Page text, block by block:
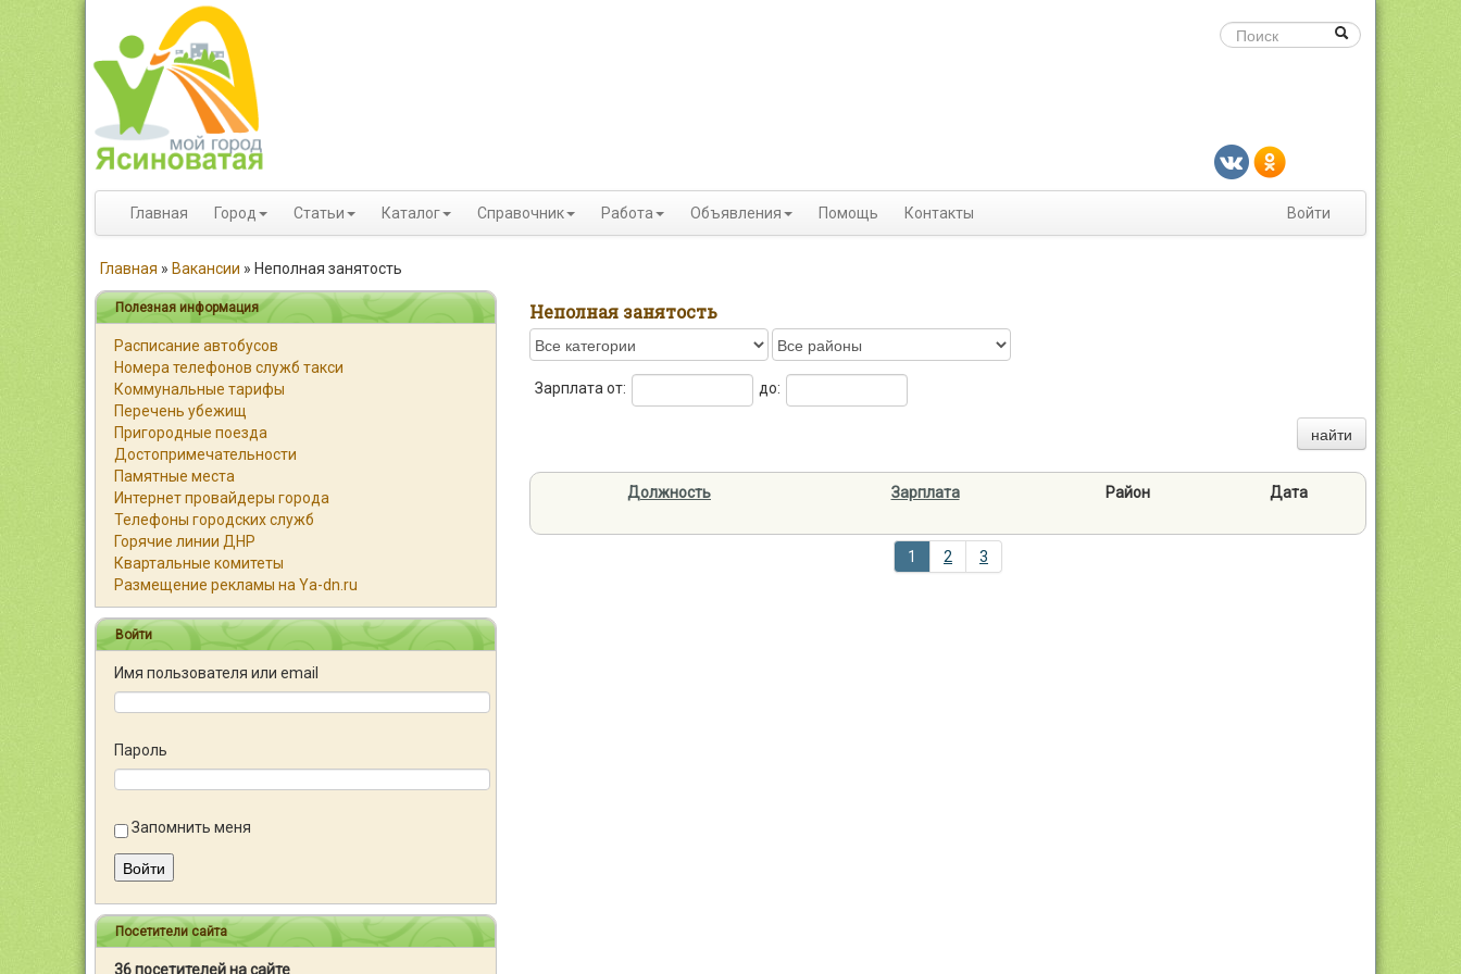
Главная Город Статьи Каталог Справочник Работа Объявления Помощь Контакты Войти
Главная » Вакансии » Неполная занятость
Полезная информация
Расписание автобусов
Номера телефонов служб такси
Коммунальные тарифы
Перечень убежищ
Пригородные поезда
Достопримечательности
Памятные места
Интернет провайдеры города
Телефоны городских служб
Горячие линии ДНР
Квартальные комитеты
Размещение рекламы на Ya-dn.ru
Войти
Имя пользователя или email
Пароль
Запомнить меня
Войти
Посетители сайта
36 посетителей на сайте
Неполная занятость
Зарплата от: до:
найти
Должность Зарплата Район Дата
1 2 3